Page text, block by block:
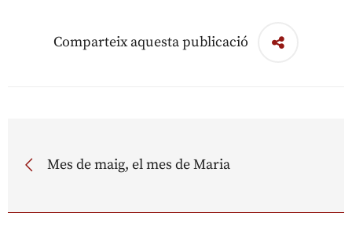
Comparteix aquesta publicació
Mes de maig, el mes de Maria